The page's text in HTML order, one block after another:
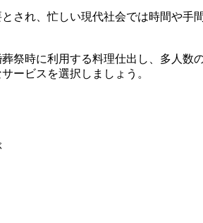
され、忙しい現代社会では時間や手
祭時に利用する料理仕出し、多人数
ービスを選択しましょう。